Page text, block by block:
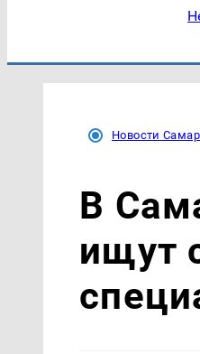
Новости
В
ищут